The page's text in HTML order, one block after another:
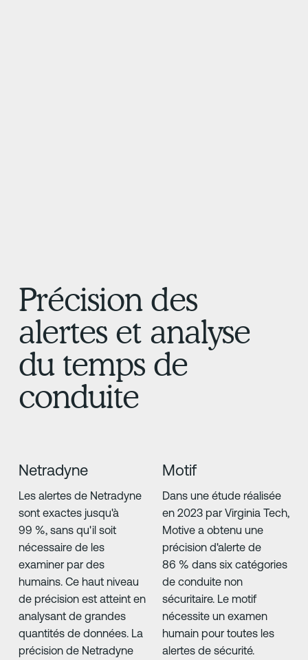
Précision des
alertes et analyse
du temps de
conduite
Netradyne
Les alertes de Netradyne
sont exactes jusqu'à
99 %, sans qu'il soit
nécessaire de les
examiner par des
humains. Ce haut niveau
de précision est atteint en
analysant de grandes
quantités de données. La
précision de Netradyne
Motif
Dans une étude réalisée
en 2023 par Virginia Tech,
Motive a obtenu une
précision d'alerte de
86 % dans six catégories
de conduite non
sécuritaire. Le motif
nécessite un examen
humain pour toutes les
alertes de sécurité.